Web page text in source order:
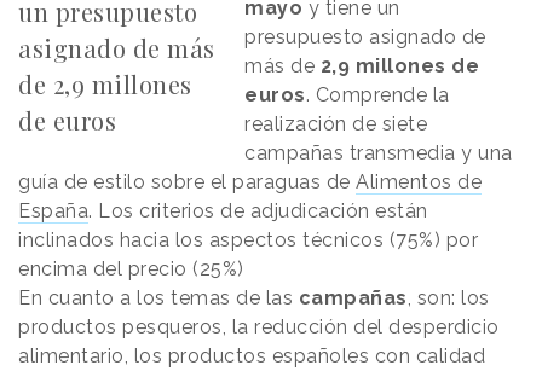
un presupuesto
asignado de más
de 2,9 millones
de euros
mayo y tiene un
presupuesto asignado de
más de 2,9 millones de
euros. Comprende la
realización de siete
campañas transmedia y una
guía de estilo sobre el paraguas de Alimentos de
España. Los criterios de adjudicación están
inclinados hacia los aspectos técnicos (75%) por
encima del precio (25%)
En cuanto a los temas de las campañas, son: los
productos pesqueros, la reducción del desperdicio
alimentario, los productos españoles con calidad